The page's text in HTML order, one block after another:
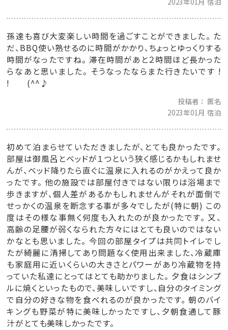
孫達も喜び大変楽しい時間を過ごすことができました。 た
だ、BBQ使い熟せるのに時間がかかり、ちょっとゆっくりする
時間がなったですね。 滞在時間があと２時間ほど長かった
らなあと思いました。 そうなったならまた行きたいです !
! (^^♪
投稿者
匿名
2023年01月 宿泊
初めて泊まらせていただきましたが、とても良かったです。
部屋は御風呂とベッドが１つという狭く感じるかもしれませ
んが、ベッド降りたら直ぐに温泉に入れるのがかえって良か
ったです。 他の施設では部屋付きではない限りは浴場まで
歩きますが、個人差があるかもしれませんがそれが面倒で
せっかくの温泉を断念する事が多々でしたが(特に朝) この
度はその様な事無く何度も入れたのが良かったです。 又、
高齢の足腰が弱くなられた方々にはとても良いのではない
かなとも思いました。 今回の部屋タイプは共同トイレでし
たが綺麗に清掃してあり問題なく使用出来ました、冷蔵庫
も家庭用に近いくらいの大きさとパワーがあり冷蔵物を持
っていた私達にとってはとても助かりました。 夕食はシンプ
ルに焼くといったもので、美味しいですし、自分のタイミング
で自分の好きな物を食べれるのが良かったです。 朝のバイ
キングも野菜が特に美味しかったですし、夕朝食通して豚
汁がとても美味しかったです。